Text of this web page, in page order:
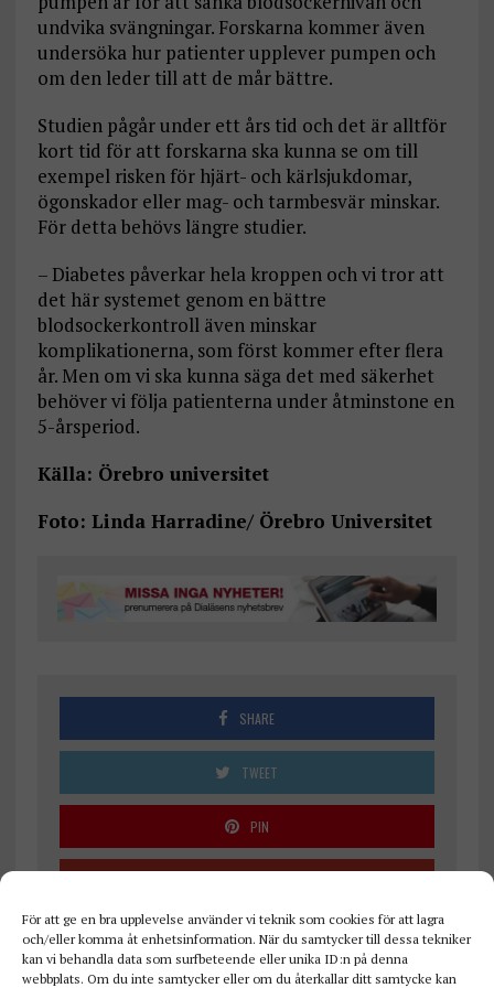
För att ge en bra upplevelse använder vi teknik som cookies för att lagra
och/eller komma åt enhetsinformation. När du samtycker till dessa tekniker
kan vi behandla data som surfbeteende eller unika ID:n på denna
webbplats. Om du inte samtycker eller om du återkallar ditt samtycke kan
undvika svängningar. Forskarna kommer även
undersöka hur patienter upplever pumpen och
om den leder till att de mår bättre.
Studien pågår under ett års tid och det är alltför
kort tid för att forskarna ska kunna se om till
exempel risken för hjärt- och kärlsjukdomar,
ögonskador eller mag- och tarmbesvär minskar.
För detta behövs längre studier.
– Diabetes påverkar hela kroppen och vi tror att
det här systemet genom en bättre
blodsockerkontroll även minskar
komplikationerna, som först kommer efter flera
år. Men om vi ska kunna säga det med säkerhet
behöver vi följa patienterna under åtminstone en
5-årsperiod.
Källa: Örebro universitet
Foto: Linda Harradine/ Örebro Universitet
SHARE
TWEET
PIN